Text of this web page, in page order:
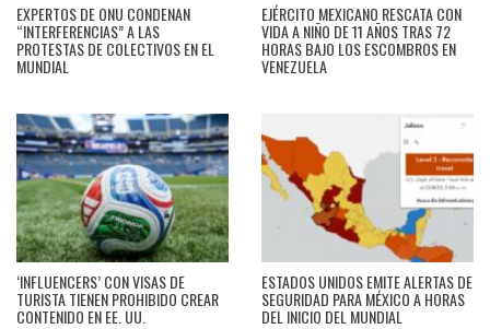
EXPERTOS DE ONU CONDENAN
“INTERFERENCIAS” A LAS
PROTESTAS DE COLECTIVOS EN EL
MUNDIAL
EJÉRCITO MEXICANO RESCATA CON
VIDA A NIÑO DE 11 AÑOS TRAS 72
HORAS BAJO LOS ESCOMBROS EN
VENEZUELA
‘INFLUENCERS’ CON VISAS DE
TURISTA TIENEN PROHIBIDO CREAR
CONTENIDO EN EE. UU.
ESTADOS UNIDOS EMITE ALERTAS DE
SEGURIDAD PARA MÉXICO A HORAS
DEL INICIO DEL MUNDIAL